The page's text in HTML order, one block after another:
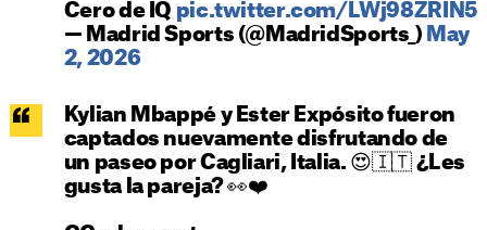
Cero de IQ pic.twitter.com/LWj98ZRIN5
— Madrid Sports (@MadridSports_) May
2, 2026
Kylian Mbappé y Ester Expósito fueron
captados nuevamente disfrutando de
un paseo por Cagliari, Italia. 😍🇮🇹 ¿Les
gusta la pareja? 👀❤️